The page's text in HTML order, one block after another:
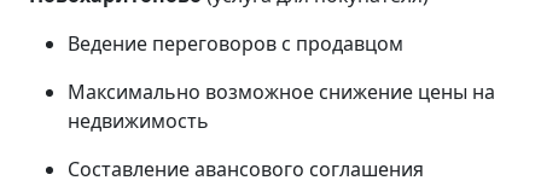
Ведение переговоров с продавцом
Максимально возможное снижение цены на
недвижимость
Составление авансового соглашения